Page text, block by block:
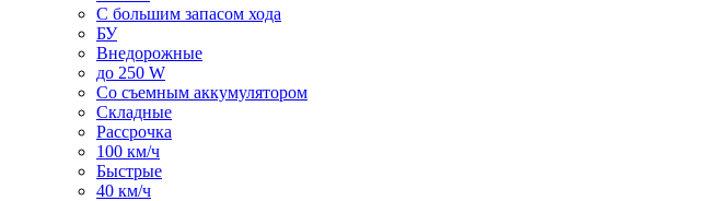
С большим запасом хода
БУ
Внедорожные
до 250 W
Со съемным аккумулятором
Складные
Рассрочка
100 км/ч
Быстрые
40 км/ч